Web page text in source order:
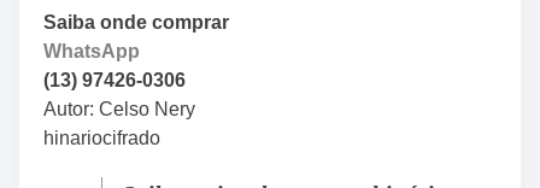
Saiba onde comprar
WhatsApp
(13) 97426-0306
Autor: Celso Nery
hinariocifrado